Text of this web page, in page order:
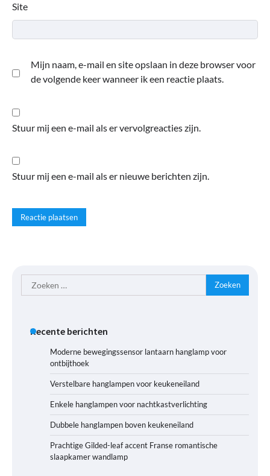
Site
Mijn naam, e-mail en site opslaan in deze browser voor
de volgende keer wanneer ik een reactie plaats.
Stuur mij een e-mail als er vervolgreacties zijn.
Stuur mij een e-mail als er nieuwe berichten zijn.
Zoeken
naar:
Recente berichten
Moderne bewegingssensor lantaarn hanglamp voor
ontbijthoek
Verstelbare hanglampen voor keukeneiland
Enkele hanglampen voor nachtkastverlichting
Dubbele hanglampen boven keukeneiland
Prachtige Gilded-leaf accent Franse romantische
slaapkamer wandlamp